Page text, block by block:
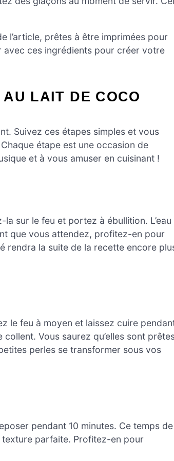
l’article, prêtes à être imprimées pour
avec ces ingrédients pour créer votre
LAIT DE COCO
Suivez ces étapes simples et vous
étape est une occasion de
et à vous amuser en cuisinant !
sur le feu et portez à ébullition. L’eau
que vous attendez, profitez-en pour
rendra la suite de la recette encore
le feu à moyen et laissez cuire
Vous saurez qu’elles sont
perles se transformer sous vos
pendant 10 minutes. Ce temps de
texture parfaite. Profitez-en pour